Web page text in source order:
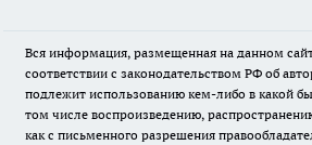
Вся информация, размещенная на данном
соответствии с законодательством РФ об
подлежит использованию кем-либо в какой
том числе воспроизведению,
как с письменного разрешения